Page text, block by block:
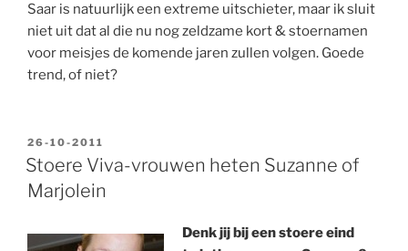
Saar is natuurlijk een extreme uitschieter, maar ik sluit
niet uit dat al die nu nog zeldzame kort & stoernamen
voor meisjes de komende jaren zullen volgen. Goede
trend, of niet?
GEPLAATST
OP
26-10-2011
Stoere Viva-vrouwen heten Suzanne of
Marjolein
Denk jij bij een stoere eind